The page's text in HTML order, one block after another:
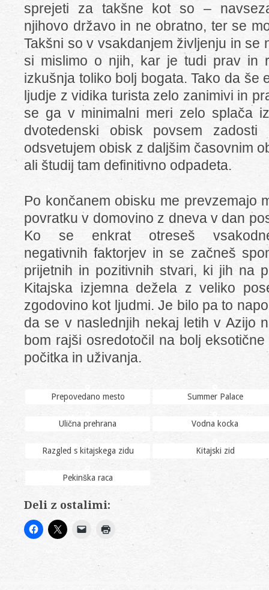
sprejeti za takšne kot so –
njihovo državo in ne obratno, ter se
Takšni so v vsakdanjem življenju in se
si mislimo o njih, kar je tudi prav in
izkušnja toliko bolj bogata. Tako da še
ljudje z vidika turista zelo zanimivi in
se ga v minimalni meri zelo splača
dvotedenski obisk povsem
odsvetujem obisk z daljšim časovnim
ali študij tam definitivno odpadeta.
Po končanem obisku me prevzemajo
povratku v domovino z dneva v dan
Ko se enkrat otreseš
negativnih faktorjev in se začneš
prijetnih in pozitivnih stvari, ki jih na
Kitajska izjemna dežela z veliko
zgodovino kot ljudmi. Je bilo pa to
da se v naslednjih nekaj letih v Azijo
bom rajši osredotočil na bolj
počitka in uživanja.
Prepovedano mesto Summer Palace
Ulična prehrana Vodna kocka
Razgled s kitajskega zidu Kitajski zid
Pekinška raca
Deli z ostalimi: